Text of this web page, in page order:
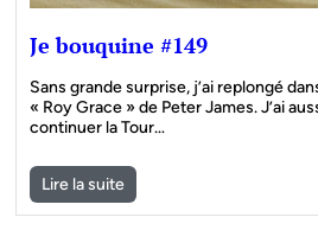
Je bouquine #149
Sans grande surprise, j’ai replongé
« Roy Grace » de Peter James. J’ai
continuer la Tour…
Lire la suite